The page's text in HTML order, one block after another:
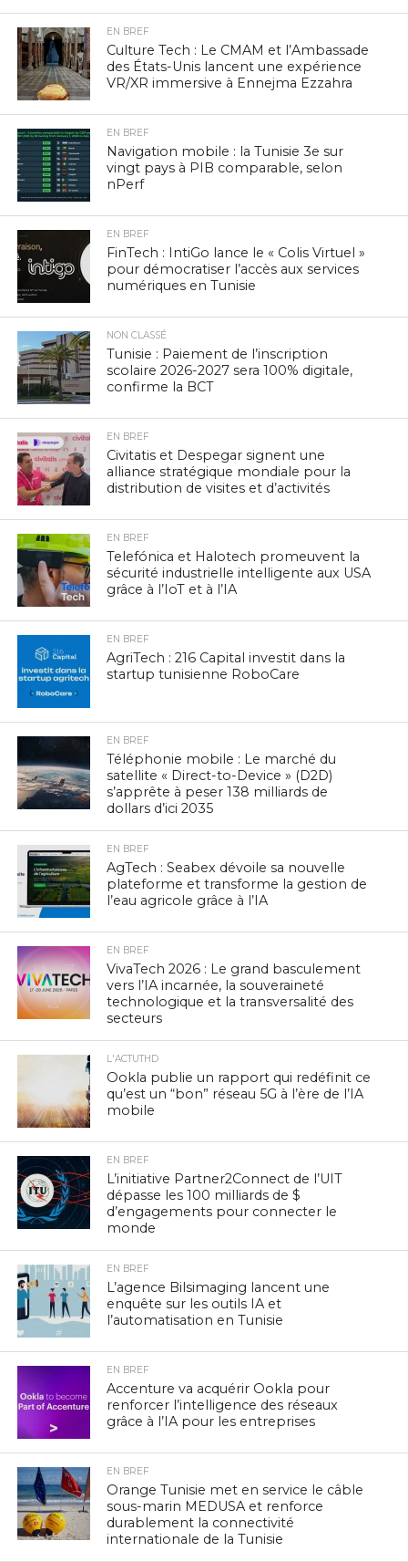
EN BREF
Culture Tech : Le CMAM et l’Ambassade
des États-Unis lancent une expérience
VR/XR immersive à Ennejma Ezzahra
EN BREF
Navigation mobile : la Tunisie 3e sur
vingt pays à PIB comparable, selon
nPerf
EN BREF
FinTech : IntiGo lance le « Colis Virtuel »
pour démocratiser l’accès aux services
numériques en Tunisie
NON CLASSÉ
Tunisie : Paiement de l’inscription
scolaire 2026-2027 sera 100% digitale,
confirme la BCT
EN BREF
Civitatis et Despegar signent une
alliance stratégique mondiale pour la
distribution de visites et d’activités
EN BREF
Telefónica et Halotech promeuvent la
sécurité industrielle intelligente aux USA
grâce à l’IoT et à l’IA
EN BREF
AgriTech : 216 Capital investit dans la
startup tunisienne RoboCare
EN BREF
Téléphonie mobile : Le marché du
satellite « Direct-to-Device » (D2D)
s’apprête à peser 138 milliards de
dollars d’ici 2035
EN BREF
AgTech : Seabex dévoile sa nouvelle
plateforme et transforme la gestion de
l’eau agricole grâce à l’IA
EN BREF
VivaTech 2026 : Le grand basculement
vers l’IA incarnée, la souveraineté
technologique et la transversalité des
secteurs
L'ACTUTHD
Ookla publie un rapport qui redéfinit ce
qu’est un “bon” réseau 5G à l’ère de l’IA
mobile
EN BREF
L’initiative Partner2Connect de l’UIT
dépasse les 100 milliards de $
d’engagements pour connecter le
monde
EN BREF
L’agence Bilsimaging lancent une
enquête sur les outils IA et
l’automatisation en Tunisie
EN BREF
Accenture va acquérir Ookla pour
renforcer l’intelligence des réseaux
grâce à l’IA pour les entreprises
EN BREF
Orange Tunisie met en service le câble
sous-marin MEDUSA et renforce
durablement la connectivité
internationale de la Tunisie